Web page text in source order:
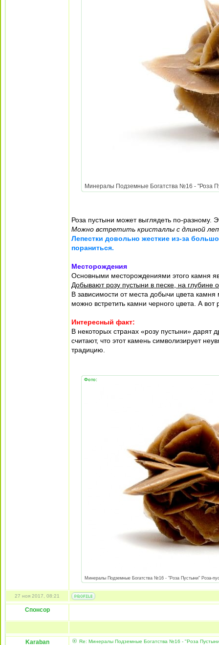
Минералы Подземные Богатства №16 - "Роза
Роза пустыни может выглядеть по-разному.
Можно встретить кристаллы с длиной
Лепестки довольно жесткие из-за
пораниться.
Месторождения
Основными месторождениями этого камня
Добывают розу пустыни в песке, на глубине
В зависимости от места добычи цвета
можно встретить камни черного цвета. А
Интересный факт:
В некоторых странах «розу пустыни» дарят
считают, что этот камень символизирует
традицию.
Фото:
Минералы Подземные Богатства №16 - "Роза Пустыни" Роза-
27 ноя 2017, 08:21
Спонсор
Karaban Re: Минералы Подземные Богатства №16 - "Роза